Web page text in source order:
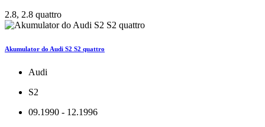
2.8, 2.8 quattro
Akumulator do Audi S2 S2 quattro
Audi
S2
09.1990 - 12.1996